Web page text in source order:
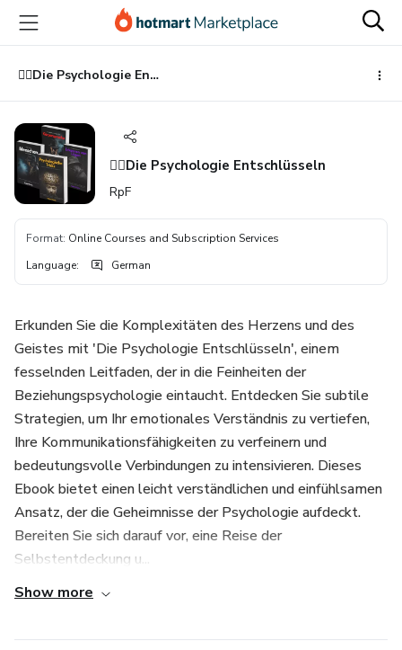
main
content
🕵️‍♂️Die Psychologie Entschlüsseln
🕵️‍♂️Die Psychologie Entschlüsseln
RpF
Format: Online Courses and Subscription Services
Language: German
Erkunden Sie die Komplexitäten des Herzens und des
Geistes mit 'Die Psychologie Entschlüsseln', einem
fesselnden Leitfaden, der in die Feinheiten der
Beziehungspsychologie eintaucht. Entdecken Sie subtile
Strategien, um Ihr emotionales Verständnis zu vertiefen,
Ihre Kommunikationsfähigkeiten zu verfeinern und
bedeutungsvolle Verbindungen zu intensivieren. Dieses
Ebook bietet einen leicht verständlichen und einfühlsamen
Ansatz, der die Geheimnisse der Psychologie aufdeckt.
Bereiten Sie sich darauf vor, eine Reise der
Selbstentdeckung u...
Show more